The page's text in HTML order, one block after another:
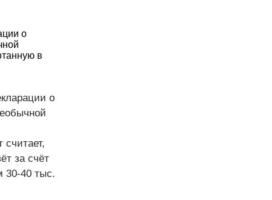
о
в
о
за счёт
30-40 тыс.